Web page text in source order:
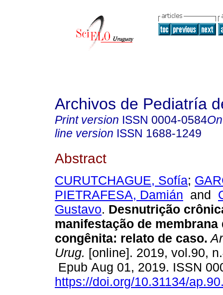
Archivos de Pediatría
Print version ISSN 0004-0584
line version ISSN 1688-1249
Abstract
CURUTCHAGUE, Sofía;
PIETRAFESA, Damián and
Gustavo. Desnutrição
manifestação de membrana
congênita: relato de caso.
Urug. [online]. 2019, vol.90,
Epub Aug 01, 2019. ISSN
https://doi.org/10.31134/